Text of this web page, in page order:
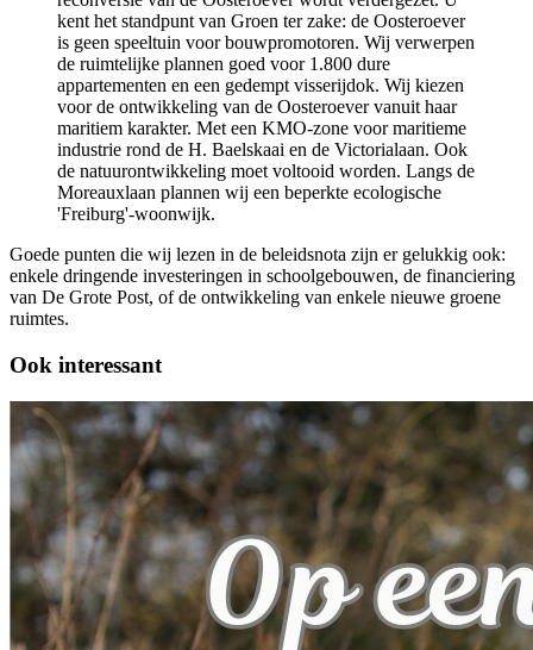
kent het standpunt van Groen ter zake: de Oosteroever
is geen speeltuin voor bouwpromotoren. Wij verwerpen
de ruimtelijke plannen goed voor 1.800 dure
appartementen en een gedempt visserijdok. Wij kiezen
voor de ontwikkeling van de Oosteroever vanuit haar
maritiem karakter. Met een KMO-zone voor maritieme
industrie rond de H. Baelskaai en de Victorialaan. Ook
de natuurontwikkeling moet voltooid worden. Langs de
Moreauxlaan plannen wij een beperkte ecologische
'Freiburg'-woonwijk.
Goede punten die wij lezen in de beleidsnota zijn er gelukkig ook:
enkele dringende investeringen in schoolgebouwen, de financiering
van De Grote Post, of de ontwikkeling van enkele nieuwe groene
ruimtes.
Ook interessant